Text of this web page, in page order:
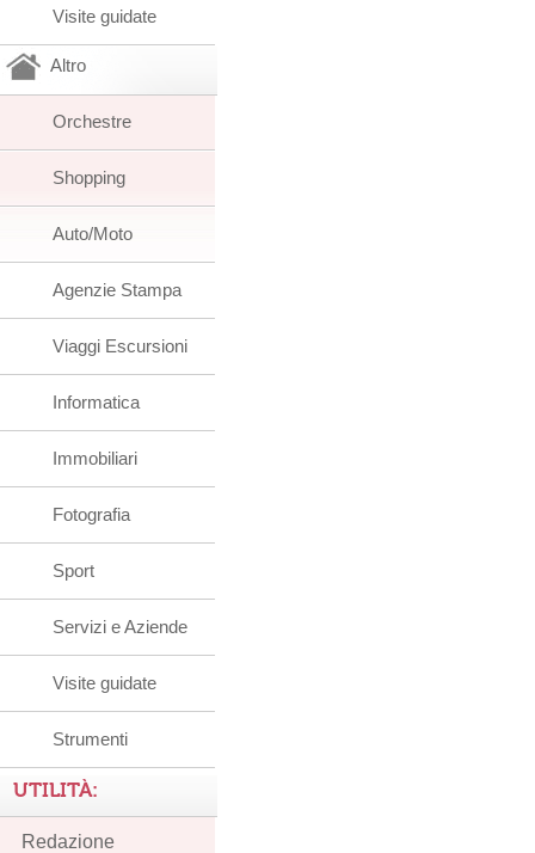
Visite guidate
Altro
Orchestre
Shopping
Auto/Moto
Agenzie Stampa
Viaggi Escursioni
Informatica
Immobiliari
Fotografia
Sport
Servizi e Aziende
Visite guidate
Strumenti
UTILITÀ:
Redazione